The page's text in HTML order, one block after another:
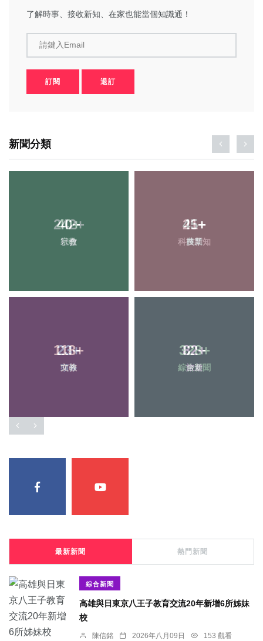
了解時事、接收新知、在家也能當個知識通！
請鍵入Email
訂閱 退訂
新聞分類
242+
社會
45+
農業
23+
頭條
328+
綜合新聞
最新新聞 熱門新聞
綜合新聞
高雄與日東京八王子教育交流20年新增6所姊妹
校
陳信銘 2026年八月09日
153 觀看